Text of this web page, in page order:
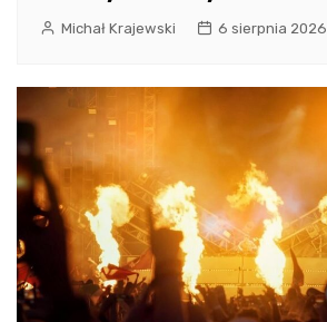
Michał Krajewski 6 sierpnia 2026